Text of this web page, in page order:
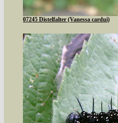
07245 Distelfalter (Vanessa cardui)